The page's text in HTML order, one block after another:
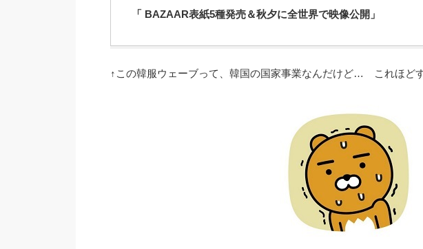
「 BAZAAR表紙5種発売＆秋夕に全世界で映像公開」
↑この韓服ウェーブって、韓国の国家事業なんだけど… これほど